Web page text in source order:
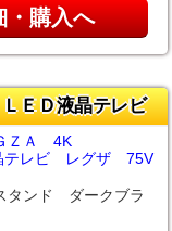
・購入へ
ＥＤ液晶テレビ
ＺＡ 4K
テレビ レグザ 75V
タンド ダークブラ